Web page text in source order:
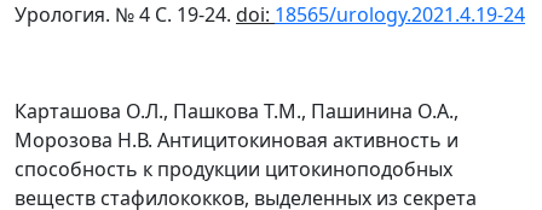
Урология. № 4 С. 19-24. doi: 18565/urology.2021.4.19-24
Карташова О.Л., Пашкова Т.М., Пашинина О.А.,
Морозова Н.В. Антицитокиновая активность и
способность к продукции цитокиноподобных
веществ стафилококков, выделенных из секрета